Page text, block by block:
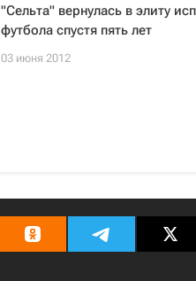
"Сельта" вернулась в элиту
футбола спустя пять лет
03 июня 2012